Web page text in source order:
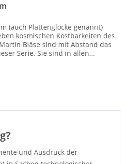
(auch Plattenglocke genannt)
kosmischen Kostbarkeiten des
Bläse sind mit Abstand das
Serie. Sie sind in allen...
und Ausdruck der